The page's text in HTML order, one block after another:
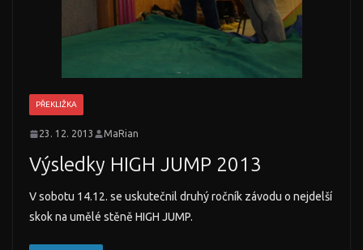
PŘEKLIŽKA
23. 12. 2013 MaRian
Výsledky HIGH JUMP 2013
V sobotu 14.12. se uskutečnil druhý ročník závodu o nejdelší
skok na umělé stěně HIGH JUMP.